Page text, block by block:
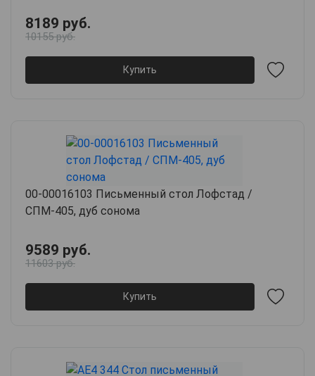
8189 руб.
10155 руб.
Купить
00-00016103 Письменный стол Лофстад /
СПМ-405, дуб сонома
9589 руб.
11603 руб.
Купить